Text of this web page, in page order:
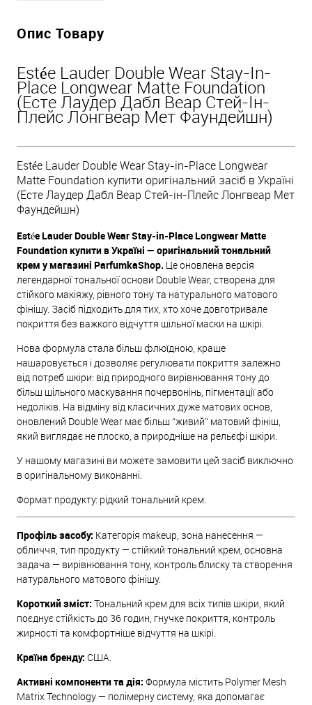
Опис Товару
Estée Lauder Double Wear Stay-In-
Place Longwear Matte Foundation
(Есте Лаудер Дабл Веар Стей-Ін-
Плейс Лонгвеар Мет Фаундейшн)
Estée Lauder Double Wear Stay-in-Place Longwear
Matte Foundation купити оригінальний засіб в Україні
(Есте Лаудер Дабл Веар Стей-ін-Плейс Лонгвеар Мет
Фаундейшн)
Estée Lauder Double Wear Stay-in-Place Longwear Matte
Foundation купити в Україні — оригінальний тональний
крем у магазині ParfumkaShop. Це оновлена версія
легендарної тональної основи Double Wear, створена для
стійкого макіяжу, рівного тону та натурального матового
фінішу. Засіб підходить для тих, хто хоче довготривале
покриття без важкого відчуття щільної маски на шкірі.
Нова формула стала більш флюїдною, краще
нашаровується і дозволяє регулювати покриття залежно
від потреб шкіри: від природного вирівнювання тону до
більш щільного маскування почервонінь, пігментації або
недоліків. На відміну від класичних дуже матових основ,
оновлений Double Wear має більш “живий” матовий фініш,
який виглядає не плоско, а природніше на рельєфі шкіри.
У нашому магазині ви можете замовити цей засіб виключно
в оригінальному виконанні.
Формат продукту: рідкий тональний крем.
Профіль засобу: Категорія makeup, зона нанесення —
обличчя, тип продукту — стійкий тональний крем, основна
задача — вирівнювання тону, контроль блиску та створення
натурального матового фінішу.
Короткий зміст: Тональний крем для всіх типів шкіри, який
поєднує стійкість до 36 годин, гнучке покриття, контроль
жирності та комфортніше відчуття на шкірі.
Країна бренду: США.
Активні компоненти та дія: Формула містить Polymer Mesh
Matrix Technology — полімерну систему, яка допомагає